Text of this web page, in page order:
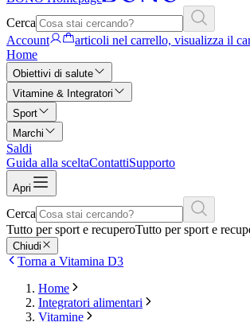
Cerca
Account
articoli nel carrello, visualizza il
Home
Obiettivi di salute
Vitamine & Integratori
Sport
Marchi
Saldi
Guida alla sceltaContattiSupporto
Apri
Cerca
Tutto per sport e recuperoTutto per sport e
Chiudi
Torna a Vitamina D3
Home
Integratori alimentari
Vitamine